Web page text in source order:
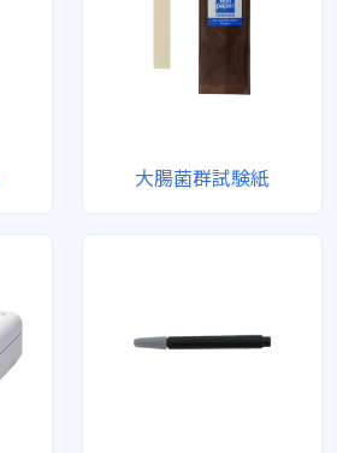
大腸菌群試験紙